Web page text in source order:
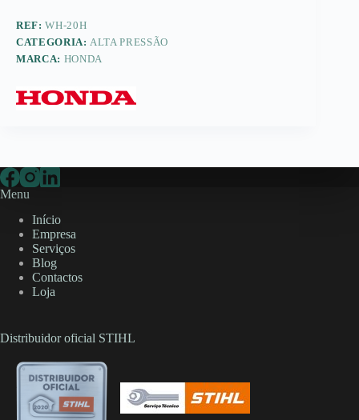
REF:WH-20H
CATEGORIA:ALTA PRESSÃO
MARCA: HONDA
Menu
Início
Empresa
Serviços
Blog
Contactos
Loja
Distribuidor oficial STIHL